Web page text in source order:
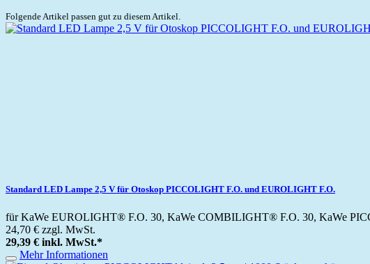
Folgende Artikel passen gut zu diesem Artikel.
Standard LED Lampe 2,5 V für Otoskop PICCOLIGHT F.O. und EUROLIGHT F.O.
für KaWe EUROLIGHT® F.O. 30, KaWe COMBILIGHT® F.O. 30, KaWe
24,70 € zzgl. MwSt.
29,39 € inkl. MwSt.*
Mehr Informationen